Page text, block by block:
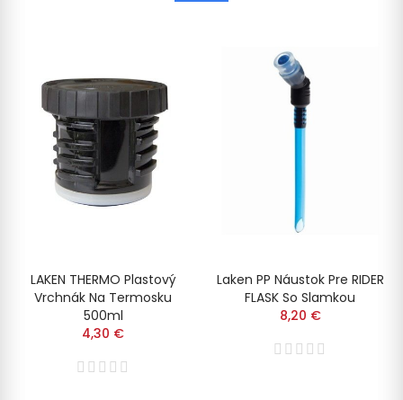
LAKEN THERMO Plastový
Vrchnák Na Termosku
500ml
4,30 €
Laken PP Náustok Pre RIDER
FLASK So Slamkou
8,20 €